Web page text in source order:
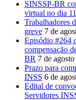
SINSSP-BR
virtual no dia
Trabalhadores
greve 7 de
Episódio #264
compensação
BR 7 de
Prazo para
INSS 6 de
Edital de
Servidores